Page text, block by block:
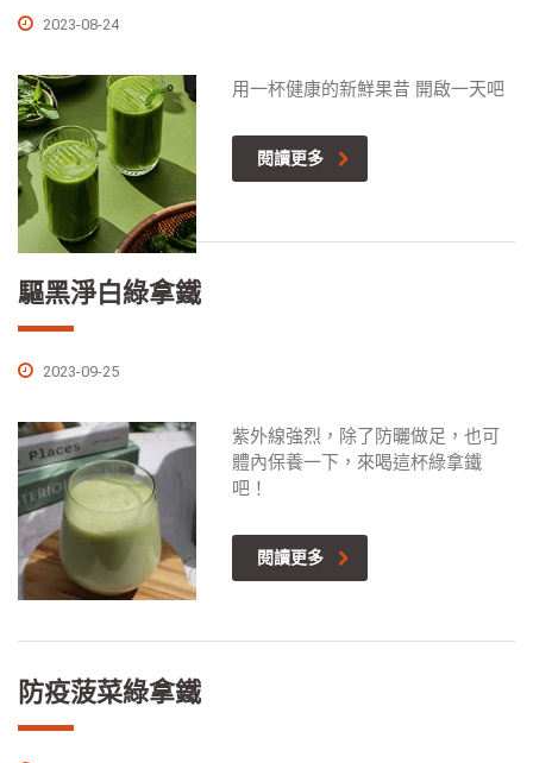
2023-08-24
用一杯健康的新鮮果昔 開啟一天吧
閱讀更多
驅黑淨白綠拿鐵
2023-09-25
紫外線強烈，除了防曬做足，也可
體內保養一下，來喝這杯綠拿鐵
吧！
閱讀更多
防疫菠菜綠拿鐵